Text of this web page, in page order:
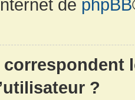
de phpBB
?